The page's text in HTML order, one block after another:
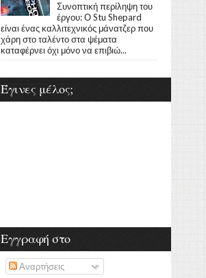
Συνοπτική περίληψη του
έργου: Ο Stu Shepard
είναι ένας καλλιτεχνικός μάνατζερ που
χάρη στο ταλέντο στα ψέματα
καταφέρνει όχι μόνο να επιβιώ...
Έγινες μέλος;
Εγγραφή στο
Αναρτήσεις